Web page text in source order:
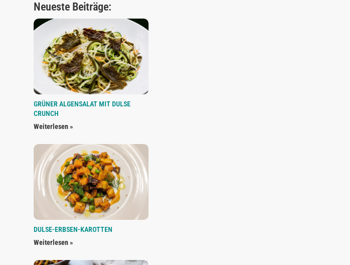
Neueste Beiträge:
GRÜNER ALGENSALAT MIT DULSE
CRUNCH
Weiterlesen »
DULSE-ERBSEN-KAROTTEN
Weiterlesen »